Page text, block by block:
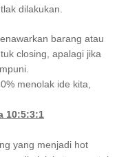
dilakukan.
barang atau
closing, apalagi jika
menolak ide kita,
10:5:3:1
yang menjadi hot